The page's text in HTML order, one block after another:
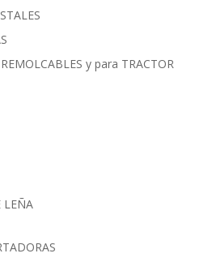
y para TRACTOR
LEÑA